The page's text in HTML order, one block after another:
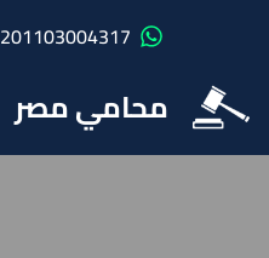
201103004317+
محامي مصر